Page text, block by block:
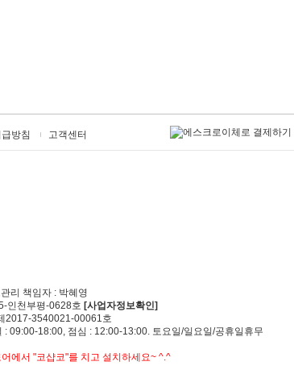
방침 고객센터
리 책임자 : 박혜영
인천부평-0628호 [사업자정보확인]
2017-3540021-00061호
09:00-18:00, 점심 : 12:00-13:00. 토요일/일요일/공휴일휴무
에서 "코샵코"를 치고 설치하세요~ ^.^